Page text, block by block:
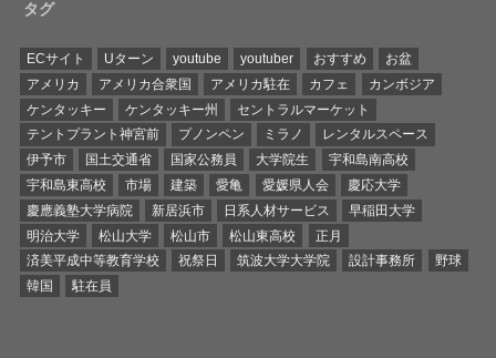
タグ
ECサイト Uターン youtube youtuber おすすめ
お盆
アメリカ
アメリカ合衆国 アメリカ駐在 カフェ
カンボジア
ケンタッキー
ケンタッキー州
セントラルマーケット
テントプラント神宮前
プノンペン ミラノ
レンタルスペース
伊予市
国土交通省 国家公務員 大学院生
宇和島南高校
宇和島東高校
市場 建築 愛亀 愛媛県人会
慶応大学
慶應義塾大学病院
新居浜市 日系人材サービス
早稲田大学
明治大学
松山大学 松山市 松山東高校
正月
済美平成中等教育学校
祝祭日 筑波大学大学院 設計事務所
野球
韓国
駐在員